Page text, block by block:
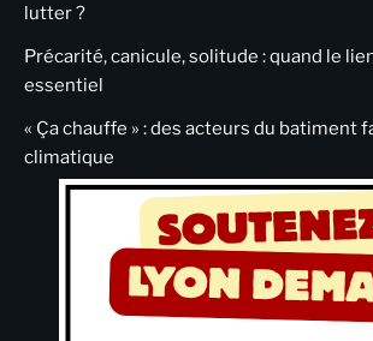
lutter ?
Précarité, canicule, solitude : quand le
essentiel
« Ça chauffe » : des acteurs du batiment
climatique